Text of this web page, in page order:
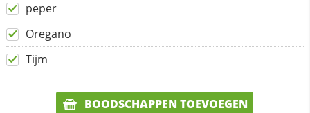
peper
Oregano
Tijm
BOODSCHAPPEN TOEVOEGEN